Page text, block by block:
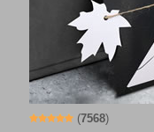
(7568)